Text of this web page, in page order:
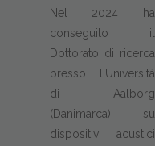
Nel 2024 ha
conseguito il
Dottorato di ricerca
presso l'Università
di Aalborg
(Danimarca) su
dispositivi acustici